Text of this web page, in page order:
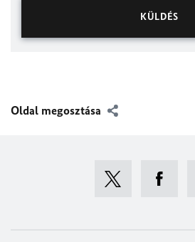
Oldal megosztása